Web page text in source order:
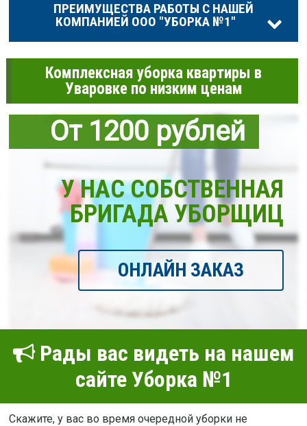
ПРЕИМУЩЕСТВА РАБОТЫ С НАШЕЙ
КОМПАНИЕЙ ООО "УБОРКА №1"
Комплексная уборка квартиры в
Уваровке по низким ценам
От 1200 рублей
У НАС СОБСТВЕННАЯ
БРИГАДА УБОРЩИЦ
ОНЛАЙН ЗАКАЗ
Рады вас видеть на нашем
сайте Уборка №1
Скажите, у вас во время очередной уборки не